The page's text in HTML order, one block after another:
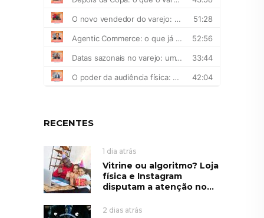
RECENTES
1 dia atrás
Vitrine ou algoritmo? Loja
física e Instagram
disputam a atenção no...
2 dias atrás